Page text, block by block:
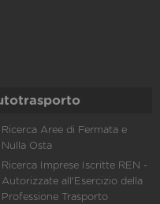
Ricerca Aree di Fermata e
Nulla Osta
Ricerca Imprese Iscritte REN -
Autorizzate all'Esercizio della
Professione Trasporto